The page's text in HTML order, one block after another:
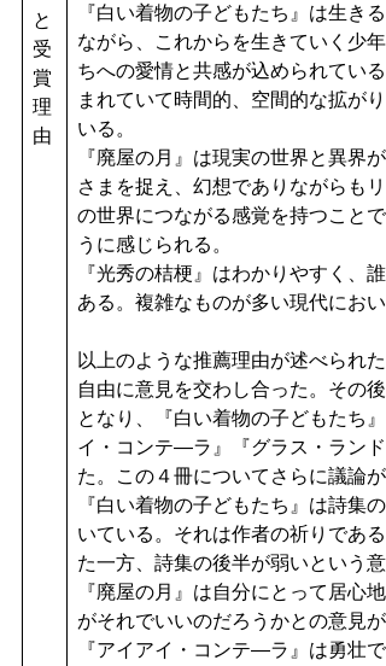
と
受
賞
理
由
『白い着物の子どもたち』は生き
ながら、これからを生きていく少
ちへの愛情と共感が込められてい
まれていて時間的、空間的な拡が
いる。
『廃屋の月』は現実の世界と異界
さまを捉え、幻想でありながらも
の世界につながる感覚を持つこと
うに感じられる。
『光秀の桔梗』はわかりやすく、
ある。複雑なものが多い現代にお
以上のような推薦理由が述べられ
自由に意見を交わし合った。その
となり、『白い着物の子どもたち
イ・コンテ―ラ』『グラス・ラン
た。この４冊についてさらに議論が
『白い着物の子どもたち』は詩集
いている。それは作者の祈りであ
た一方、詩集の後半が弱いという意
『廃屋の月』は自分にとって居心
がそれでいいのだろうかとの意見が
『アイアイ・コンテ―ラ』は勇壮